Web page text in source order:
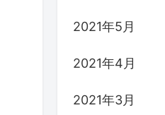
2021年5月
2021年4月
2021年3月